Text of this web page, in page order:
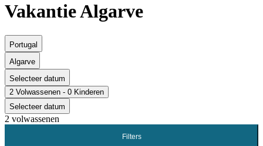
Vakantie Algarve
Portugal
Algarve
Selecteer datum
2 Volwassenen - 0 Kinderen
Selecteer datum
2 volwassenen
Filters